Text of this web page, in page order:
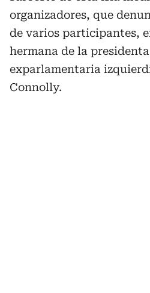
organizadores, que
de varios participantes,
hermana de la
exparlamentaria
Connolly.